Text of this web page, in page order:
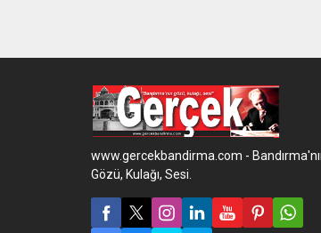
www.gercekbandirma.com -
Gözü, Kulağı, Sesi.